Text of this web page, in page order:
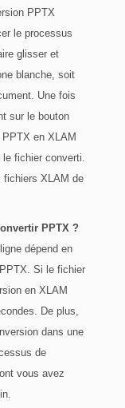
PPTX
le processus
glisser et
blanche, soit
Une fois
sur le bouton
en XLAM
fichier converti.
fichiers XLAM de
PPTX ?
dépend en
Si le fichier
en XLAM
De plus,
dans une
de
vous avez